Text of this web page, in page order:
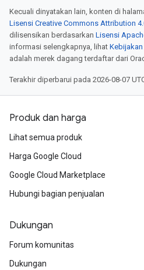
Kecuali dinyatakan lain, konten di
Lisensi Creative Commons Attribution
dilisensikan berdasarkan Lisensi
informasi selengkapnya, lihat
adalah merek dagang terdaftar dari
Terakhir diperbarui pada 2026-08-07
Produk dan harga
Lihat semua produk
Harga Google Cloud
Google Cloud Marketplace
Hubungi bagian penjualan
Dukungan
Forum komunitas
Dukungan